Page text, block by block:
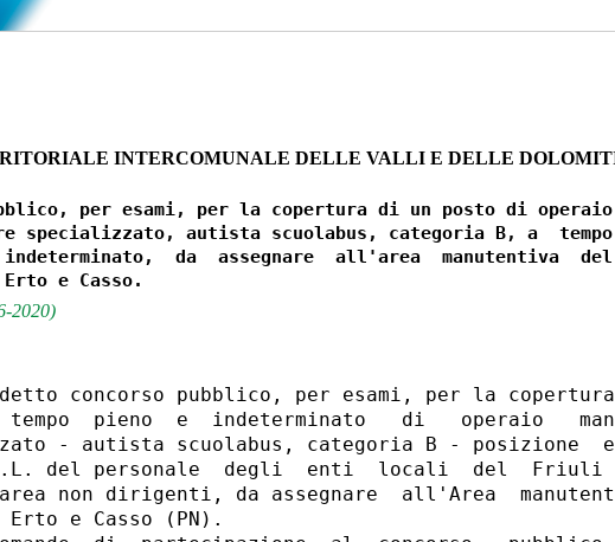
INTERCOMUNALE DELLE VALLI E DELLE
per esami, per la copertura di un posto di operaio
specializzato, autista scuolabus, categoria B, a  tempo
da  assegnare  all'area  manutentiva  del
2020)
concorso pubblico, per esami, per la
pieno  e  indeterminato   di   operaio
- autista scuolabus, categoria B - posizione
del personale  degli  enti  locali  del  Friuli
non dirigenti, da assegnare  all'Area
Erto e Casso (PN).